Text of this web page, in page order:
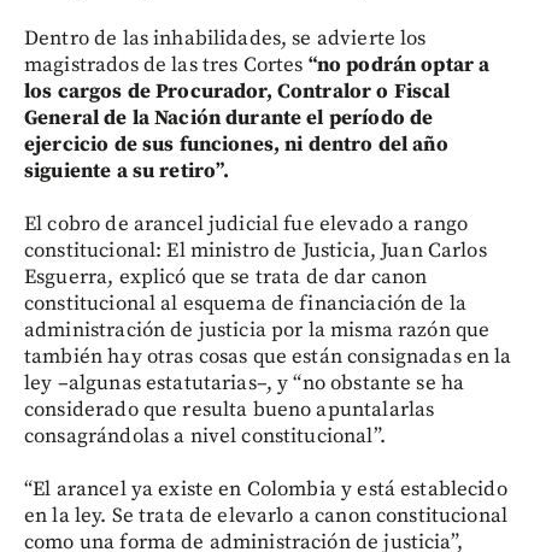
Dentro de las inhabilidades, se advierte los
magistrados de las tres Cortes “no podrán optar a
los cargos de Procurador, Contralor o Fiscal
General de la Nación durante el período de
ejercicio de sus funciones, ni dentro del año
siguiente a su retiro”.
El cobro de arancel judicial fue elevado a rango
constitucional: El ministro de Justicia, Juan Carlos
Esguerra, explicó que se trata de dar canon
constitucional al esquema de financiación de la
administración de justicia por la misma razón que
también hay otras cosas que están consignadas en la
ley –algunas estatutarias–, y “no obstante se ha
considerado que resulta bueno apuntalarlas
consagrándolas a nivel constitucional”.
“El arancel ya existe en Colombia y está establecido
en la ley. Se trata de elevarlo a canon constitucional
como una forma de administración de justicia”,